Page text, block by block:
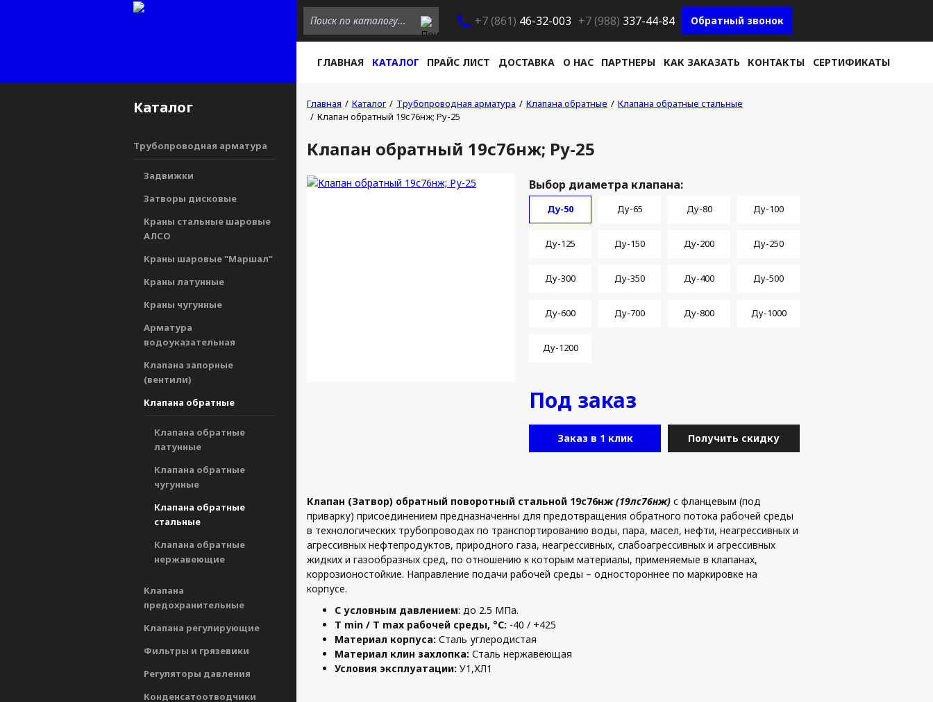
+7 (861) 46-32-003 +7 (988) 337-44-84 Обратный звонок
ГЛАВНАЯ КАТАЛОГ ПРАЙС ЛИСТ ДОСТАВКА О НАС ПАРТНЕРЫ КАК ЗАКАЗАТЬ КОНТАКТЫ СЕРТИФИКАТЫ
Каталог
Трубопроводная арматура
Задвижки
Затворы дисковые
Краны стальные шаровые
АЛСО
Краны шаровые "Маршал"
Краны латунные
Краны чугунные
Арматура
водоуказательная
Клапана запорные
(вентили)
Клапана обратные
Клапана обратные
латунные
Клапана обратные
чугунные
Клапана обратные
стальные
Клапана обратные
нержавеющие
Клапана
предохранительные
Клапана регулирующие
Фильтры и грязевики
Регуляторы давления
Конденсатоотводчики
Главная Каталог Трубопроводная арматура Клапана обратные
Клапана обратные стальные
Клапан обратный 19с76нж; Ру-25
Клапан обратный 19с76нж; Ру-25
Выбор диаметра клапана:
Ду-50 Ду-65 Ду-80 Ду-100
Ду-125 Ду-150 Ду-200 Ду-250
Ду-300 Ду-350 Ду-400 Ду-500
Ду-600 Ду-700 Ду-800 Ду-1000
Ду-1200
Под заказ
Заказ в 1 клик Получить скидку
Клапан (Затвор) обратный поворотный стальной 19с76нж (19лс76нж) с фланцевым (под
приварку) присоединением предназначенны для предотвращения обратного потока рабочей среды
в технологических трубопроводах по транспортированию воды, пара, масел, нефти, неагрессивных и
агрессивных нефтепродуктов, природного газа, неагрессивных, слабоагрессивных и агрессивных
жидких и газообразных сред, по отношению к которым материалы, применяемые в клапанах,
коррозионостойкие. Направление подачи рабочей среды – одностороннее по маркировке на
корпусе.
С условным давлением: до 2.5 МПа.
T min / T max рабочей среды, °C: -40 / +425
Материал корпуса: Сталь углеродистая
Материал клин захлопка: Сталь нержавеющая
Условия эксплуатации: У1,ХЛ1